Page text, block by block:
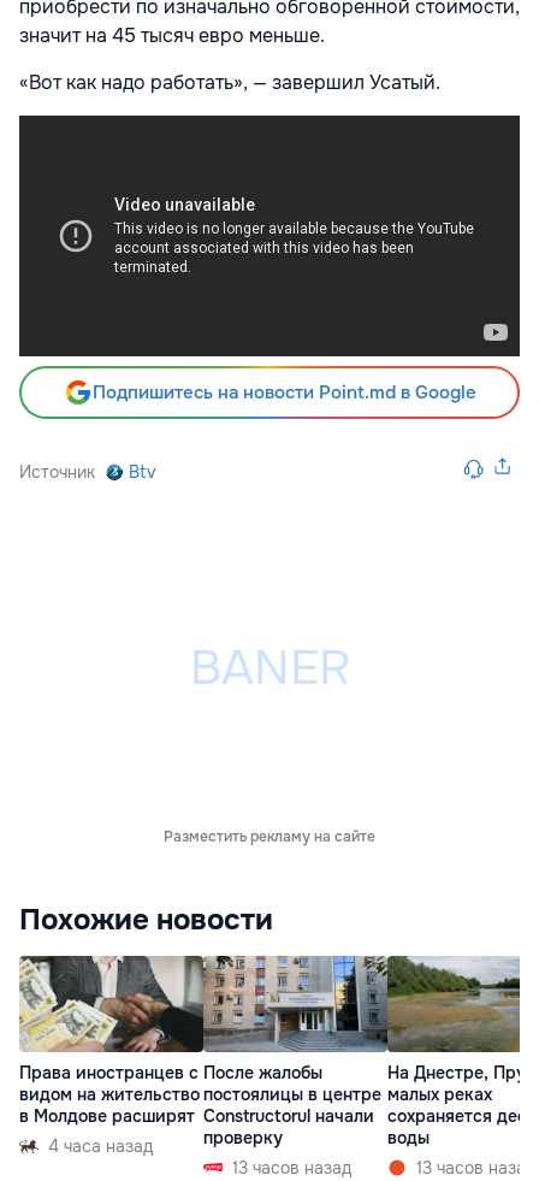
приобрести по изначально обговоренной стоимости,
значит на 45 тысяч евро меньше.
«Вот как надо работать», — завершил Усатый.
Подпишитесь на новости Point.md в Google
Источник Btv
Разместить рекламу на сайте
Похожие новости
Права иностранцев с
видом на жительство
в Молдове расширят
4 часа назад
После жалобы
постоялицы в центре
Constructorul начали
проверку
13 часов назад
На Днестре,
малых реках
сохраняется
воды
13 часов назад